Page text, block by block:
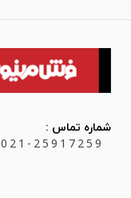
شماره تماس :
021-25917259